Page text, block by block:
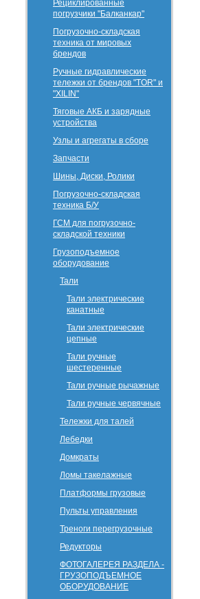
Рециклированные
погрузчики "Балканкар"
Погрузочно-складская
техника от мировых
брендов
Ручные гидравлические
тележки от брендов "TOR" и
"XILIN"
Тяговые АКБ и зарядные
устройства
Узлы и агрегаты в сборе
Запчасти
Шины, Диски, Ролики
Погрузочно-складская
техника Б/У
ГСМ для погрузочно-
складской техники
Грузоподъемное
оборудование
Тали
Тали электрические
канатные
Тали электрические
цепные
Тали ручные
шестеренные
Тали ручные рычажные
Тали ручные червячные
Тележки для талей
Лебедки
Домкраты
Ломы такелажные
Платформы грузовые
Пульты управления
Треноги перегрузочные
Редукторы
ФОТОГАЛЕРЕЯ РАЗДЕЛА -
ГРУЗОПОДЪЕМНОЕ
ОБОРУДОВАНИЕ